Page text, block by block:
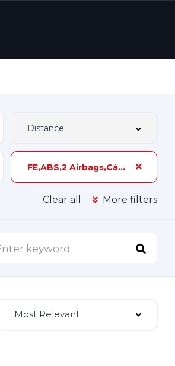
FE,ABS,2 Airbags,Cámara de Reversa,Único Dueño,Z-4
Clear all More filters
Most Relevant